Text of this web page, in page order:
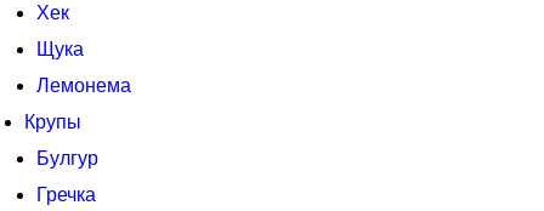
Хек
Щука
Лемонема
Крупы
Булгур
Гречка